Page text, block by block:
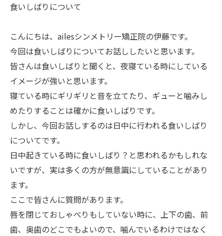
食いしばりについて
こんにちは、ailesシンメトリー矯正院の伊藤です。
今回は食いしばりについてお話ししたいと思います。
皆さんは食いしばりと聞くと、夜寝ている時にしている
イメージが強いと思います。
寝ている時にギリギリと音を立てたり、ギューと噛みし
めたりすることは確かに食いしばりです。
しかし、今回お話しするのは日中に行われる食いしばり
についてです。
日中起きている時に食いしばり？と思われるかもしれな
いですが、実は多くの方が無意識にしていることがあり
ます。
ここで皆さんに質問があります。
唇を閉じておしゃべりもしていない時に、上下の歯、前
歯、奥歯のどこでもよいので、噛んでいるわけではなく